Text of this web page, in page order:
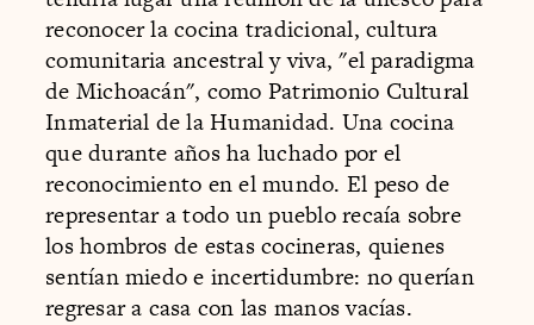
reconocer la cocina tradicional, cultura
comunitaria ancestral y viva, "el paradigma
de Michoacán", como Patrimonio Cultural
Inmaterial de la Humanidad. Una cocina
que durante años ha luchado por el
reconocimiento en el mundo. El peso de
representar a todo un pueblo recaía sobre
los hombros de estas cocineras, quienes
sentían miedo e incertidumbre: no querían
regresar a casa con las manos vacías.